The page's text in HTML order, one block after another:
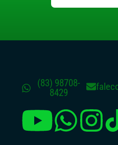
(83) 98708-
8429